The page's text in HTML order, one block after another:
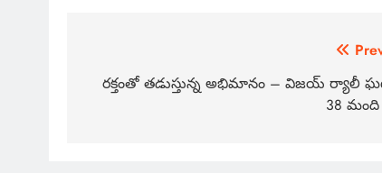
రక్తంతో తడుస్తున్న అభిమానం – విజయ్ ర్యాలీ
38